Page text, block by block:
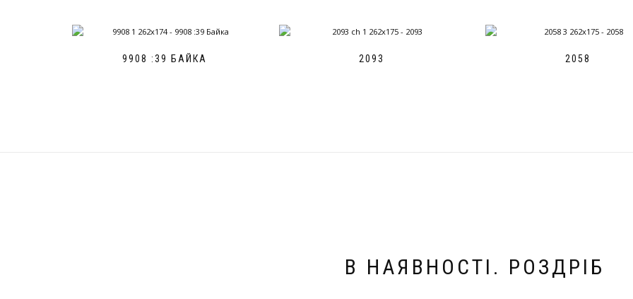
9908 :39 БАЙКА 2093 2058
В НАЯВНОСТІ. РОЗДРІБ